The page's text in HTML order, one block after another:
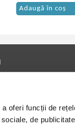
oferi funcții de
de
Adaugă în coș
cookie-uri